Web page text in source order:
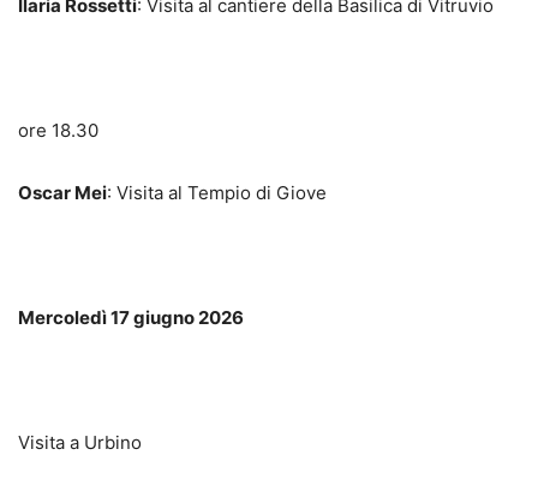
Ilaria Rossetti: Visita al cantiere della Basilica di Vitruvio
ore 18.30
Oscar Mei: Visita al Tempio di Giove
Mercoledì 17 giugno 2026
Visita a Urbino